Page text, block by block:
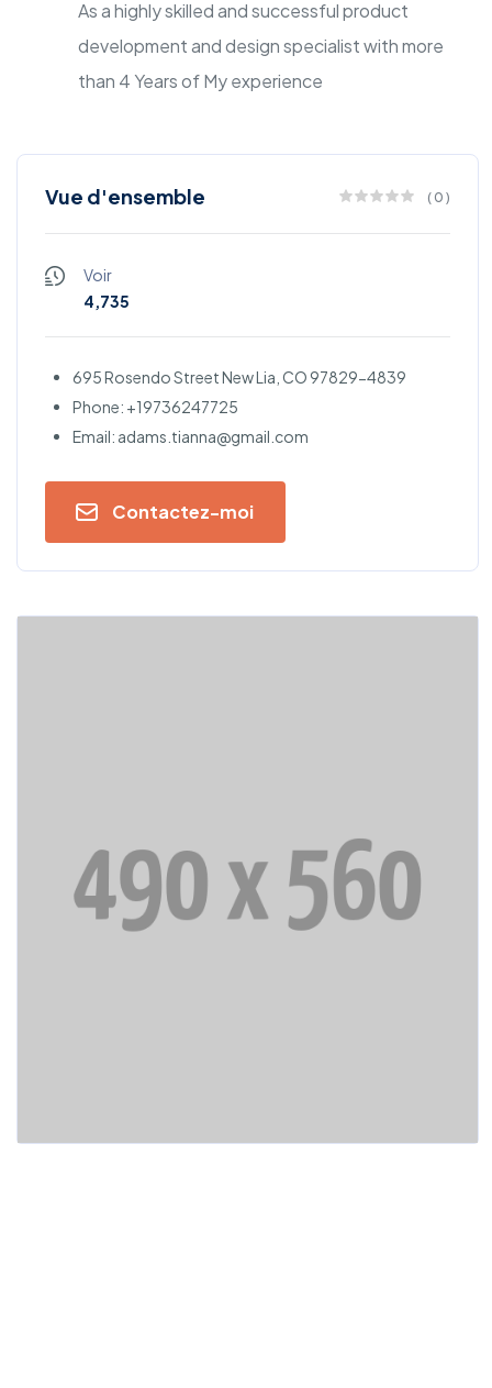
As a highly skilled and successful product
development and design specialist with more
than 4 Years of My experience
Vue d'ensemble ( 0 )
Voir
4,735
695 Rosendo Street New Lia, CO 97829-4839
Phone: +19736247725
Email: adams.tianna@gmail.com
Contactez-moi